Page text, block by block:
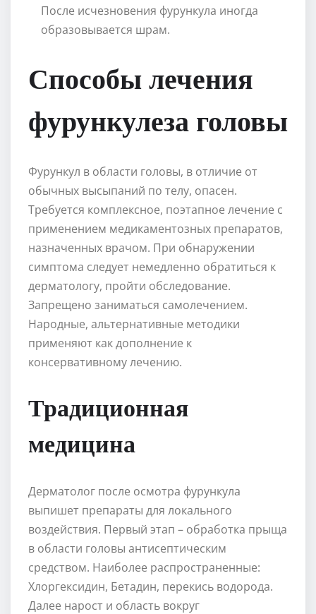
После исчезновения фурункула иногда
образовывается шрам.
Способы лечения
фурункулеза головы
Фурункул в области головы, в отличие от
обычных высыпаний по телу, опасен.
Требуется комплексное, поэтапное лечение с
применением медикаментозных препаратов,
назначенных врачом. При обнаружении
симптома следует немедленно обратиться к
дерматологу, пройти обследование.
Запрещено заниматься самолечением.
Народные, альтернативные методики
применяют как дополнение к
консервативному лечению.
Традиционная
медицина
Дерматолог после осмотра фурункула
выпишет препараты для локального
воздействия. Первый этап – обработка прыща
в области головы антисептическим
средством. Наиболее распространенные:
Хлоргексидин, Бетадин, перекись водорода.
Далее нарост и область вокруг